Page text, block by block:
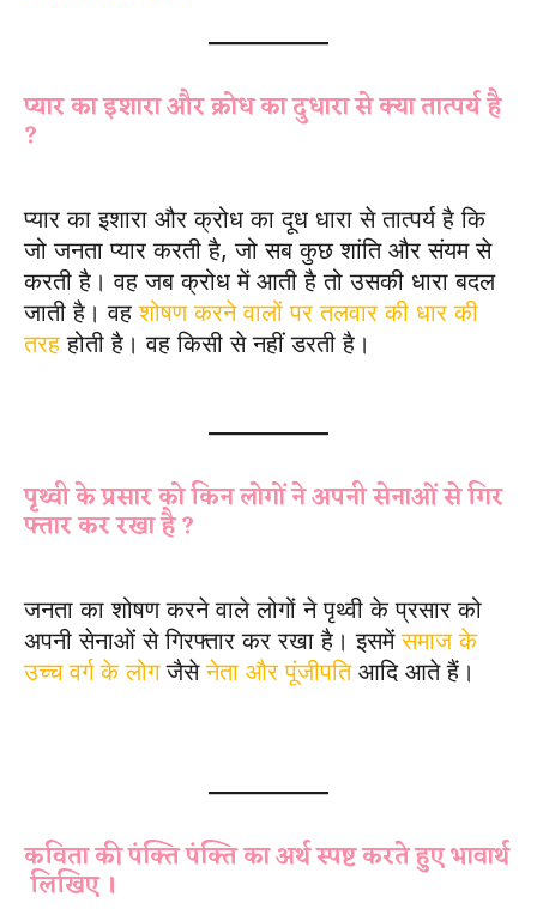
प्यार का इशारा और क्रोध का दुधारा से क्या तात्पर्य है
?
प्यार का इशारा और क्रोध का दूध धारा से तात्पर्य है कि
जो जनता प्यार करती है, जो सब कुछ शांति और संयम से
करती है। वह जब क्रोध में आती है तो उसकी धारा बदल
जाती है। वहशोषण करने वालों पर तलवार की धार की
तरह होती है। वह किसी से नहीं डरती है।
पृथ्वी के प्रसार को किन लोगों ने अपनी सेनाओं से गिर
फ्तार कर रखा है ?
जनता का शोषण करने वाले लोगों ने पृथ्वी के प्रसार को
अपनी सेनाओं से गिरफ्तार कर रखा है। इसमेंसमाज के
उच्च वर्ग के लोगजैसेनेता और पूंजीपतिआदि आते हैं।
कविता की पंक्ति पंक्ति का अर्थ स्पष्ट करते हुए भावार्थ
लिखिए ।